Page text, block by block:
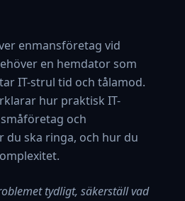
enmansföretag vid
en hemdator som
IT-strul tid och tålamod.
hur praktisk IT-
och
du ska ringa, och hur du
tydligt, säkerställ vad